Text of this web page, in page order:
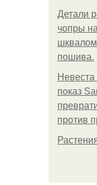
Детали
чопры
шквалом
пошива.
Невеста
показ
против